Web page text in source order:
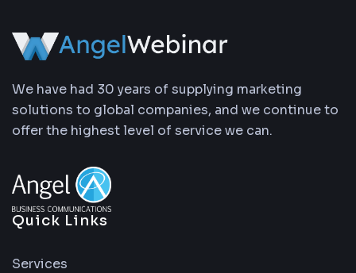
We have had 30 years of supplying marketing
solutions to global companies, and we continue to
offer the highest level of service we can.
Quick Links
Services